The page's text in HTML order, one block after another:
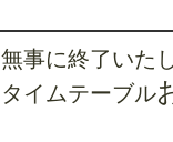
無事に終了いた
タイムテーブル